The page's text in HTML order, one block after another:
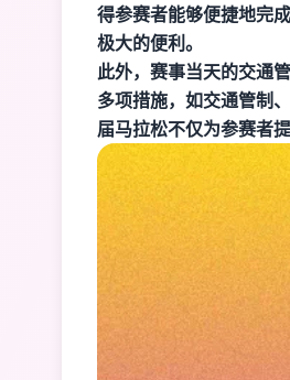
得参赛者能够便捷地完
极大的便利。
此外，赛事当天的交通
多项措施，如交通管制
届马拉松不仅为参赛者